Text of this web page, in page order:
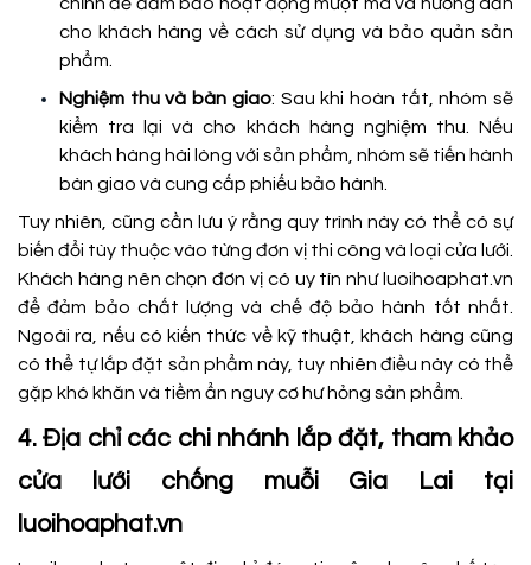
chỉnh để đảm bảo hoạt động mượt mà và hướng dẫn
cho khách hàng về cách sử dụng và bảo quản sản
phẩm.
Nghiệm thu và bàn giao: Sau khi hoàn tất, nhóm sẽ
kiểm tra lại và cho khách hàng nghiệm thu. Nếu
khách hàng hài lòng với sản phẩm, nhóm sẽ tiến hành
bàn giao và cung cấp phiếu bảo hành.
Tuy nhiên, cũng cần lưu ý rằng quy trình này có thể có sự
biến đổi tùy thuộc vào từng đơn vị thi công và loại cửa lưới.
Khách hàng nên chọn đơn vị có uy tín như luoihoaphat.vn
để đảm bảo chất lượng và chế độ bảo hành tốt nhất.
Ngoài ra, nếu có kiến thức về kỹ thuật, khách hàng cũng
có thể tự lắp đặt sản phẩm này, tuy nhiên điều này có thể
gặp khó khăn và tiềm ẩn nguy cơ hư hỏng sản phẩm.
4. Địa chỉ các chi nhánh lắp đặt, tham khảo
cửa lưới chống muỗi Gia Lai tại
luoihoaphat.vn